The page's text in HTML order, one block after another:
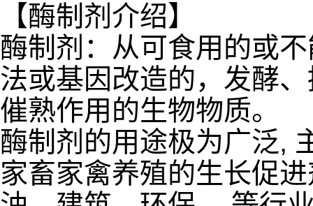
【酶制剂介绍】
酶制剂：从可食用的或
法或基因改造的，发酵
催熟作用的生物物质。
酶制剂的用途极为广泛,
家畜家禽养殖的生长促